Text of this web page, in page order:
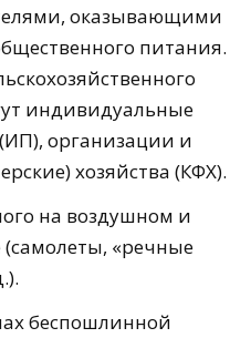
оказывающими
питания.
индивидуальные
организации и
хозяйства (КФХ).
на воздушном и
«речные
беспошлинной